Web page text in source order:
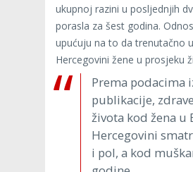
ukupnoj razini u posljednjih
porasla za šest godina.
upućuju na to da trenutačno
Hercegovini žene u prosjeku
Prema podacima
publikacije,
života kod žena u
Hercegovini
i pol, a kod